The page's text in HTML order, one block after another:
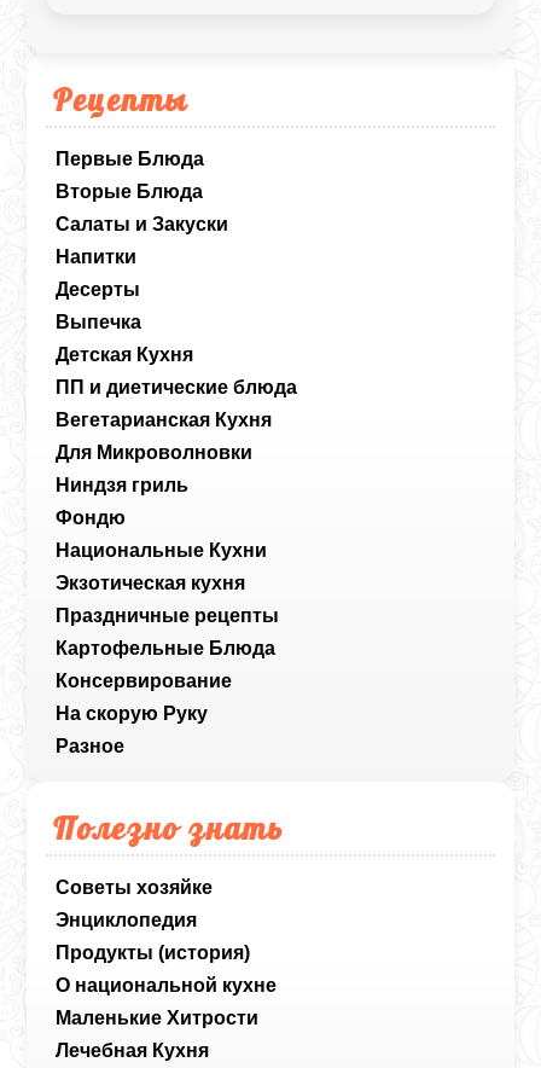
Рецепты
Первые Блюда
Вторые Блюда
Салаты и Закуски
Напитки
Десерты
Выпечка
Детская Кухня
ПП и диетические блюда
Вегетарианская Кухня
Для Микроволновки
Ниндзя гриль
Фондю
Национальные Кухни
Экзотическая кухня
Праздничные рецепты
Картофельные Блюда
Консервирование
На скорую Руку
Разное
Полезно знать
Советы хозяйке
Энциклопедия
Продукты (история)
О национальной кухне
Маленькие Хитрости
Лечебная Кухня